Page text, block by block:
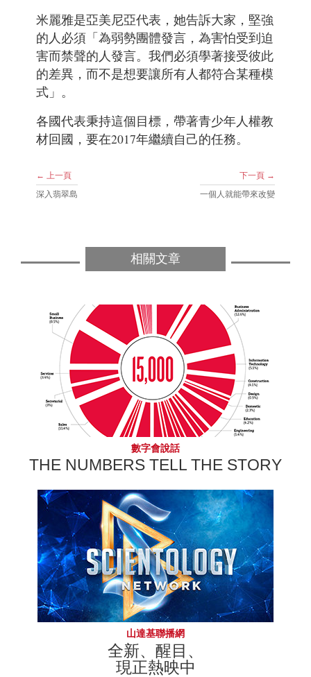
米麗雅是亞美尼亞代表，她告訴大家，堅強
的人必須「為弱勢團體發言，為害怕受到迫
害而禁聲的人發言。我們必須學著接受彼此
的差異，而不是想要讓所有人都符合某種模
式」。
各國代表秉持這個目標，帶著青少年人權教
材回國，要在2017年繼續自己的任務。
← 上一頁
深入翡翠島
下一頁 →
一個人就能帶來改變
相關文章
數字會說話
THE NUMBERS TELL THE STORY
山達基聯播網
全新、醒目、
現正熱映中